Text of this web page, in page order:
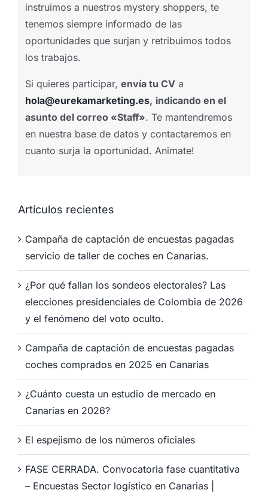
instruimos a nuestros mystery shoppers, te
tenemos siempre informado de las
oportunidades que surjan y retribuimos todos
los trabajos.
Si quieres participar, envía tu CV a
hola@eurekamarketing.es, indicando en el
asunto del correo «Staff». Te mantendremos
en nuestra base de datos y contactaremos en
cuanto surja la oportunidad. Animate!
Artículos recientes
Campaña de captación de encuestas pagadas
servicio de taller de coches en Canarias.
¿Por qué fallan los sondeos electorales? Las
elecciones presidenciales de Colombia de 2026
y el fenómeno del voto oculto.
Campaña de captación de encuestas pagadas
coches comprados en 2025 en Canarias
¿Cuánto cuesta un estudio de mercado en
Canarias en 2026?
El espejismo de los números oficiales
FASE CERRADA. Convocatoria fase cuantitativa
– Encuestas Sector logístico en Canarias |